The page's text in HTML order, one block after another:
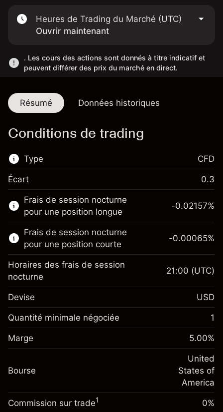
Heures de Trading du Marché (UTC)
Ouvrir maintenant
. Les cours des actions sont donnés à titre indicatif et
peuvent différer des prix du marché en direct.
Résumé Données historiques
Conditions de trading
Type
Ce marché financier est disponible pour le
trading de CFD.
En savoir plus sur :
CFD
CFD
Écart 0.3
Frais de session nocturne
pour une position longue
Marge. Votre
investissement
Ajustement des fonds de
Frais sur la valeur totale de la
-0.021568
%
(-$4.31)
Taille de la position avec effet de levier
Valeur nominale avec effet de levier
-0.02157%
Frais de session nocturne
pour une position courte
Marge. Votre
$1,000.00
de overnight
position
-0.000654
%
(-$0.13)
Taille de la position avec effet de levier
-0.00065%
Horaires des frais de session
nocturne
21:00 (UTC)
Devise USD
Quantité minimale négociée 1
Marge 5.00%
Bourse
United
States of
America
Commission sur trade1 0%